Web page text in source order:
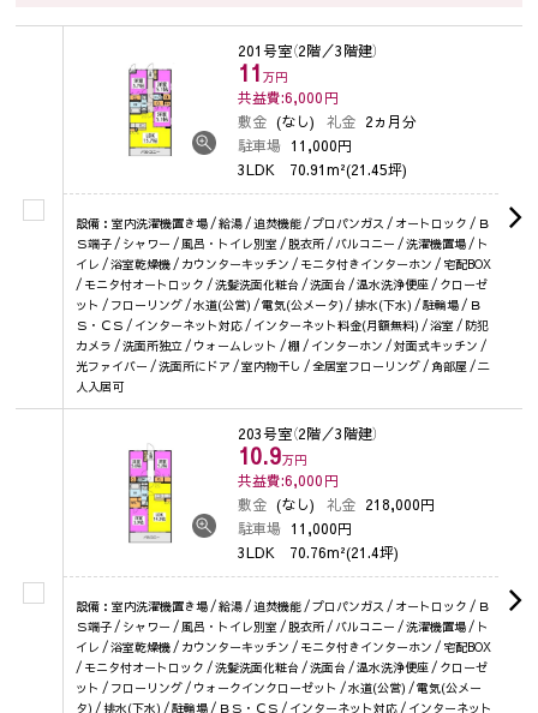
201号室（2階／3階建）
11 万円
共益費:6,000円
敷金 (なし) 礼金 2ヵ月分
駐車場 11,000円
3LDK 70.91m²(21.45坪)
設備：室内洗濯機置き場 / 給湯 / 追焚機能 / プロパンガス / オートロック / Ｂ
Ｓ端子 / シャワー / 風呂・トイレ別室 / 脱衣所 / バルコニー / 洗濯機置場 / ト
イレ / 浴室乾燥機 / カウンターキッチン / モニタ付きインターホン / 宅配BOX
/ モニタ付オートロック / 洗髪洗面化粧台 / 洗面台 / 温水洗浄便座 / クローゼ
ット / フローリング / 水道(公営) / 電気(公メータ) / 排水(下水) / 駐輪場 / Ｂ
Ｓ・ＣＳ / インターネット対応 / インターネット料金(月額無料) / 浴室 / 防犯
カメラ / 洗面所独立 / ウォームレット / 棚 / インターホン / 対面式キッチン /
光ファイバー / 洗面所にドア / 室内物干し / 全居室フローリング / 角部屋 / 二
人入居可
203号室（2階／3階建）
10.9万円
共益費:6,000円
敷金 (なし) 礼金 218,000円
駐車場 11,000円
3LDK 70.76m²(21.4坪)
設備：室内洗濯機置き場 / 給湯 / 追焚機能 / プロパンガス / オートロック / Ｂ
Ｓ端子 / シャワー / 風呂・トイレ別室 / 脱衣所 / バルコニー / 洗濯機置場 / ト
イレ / 浴室乾燥機 / カウンターキッチン / モニタ付きインターホン / 宅配BOX
/ モニタ付オートロック / 洗髪洗面化粧台 / 洗面台 / 温水洗浄便座 / クローゼ
ット / フローリング / ウォークインクローゼット / 水道(公営) / 電気(公メー
タ) / 排水(下水) / 駐輪場 / ＢＳ・ＣＳ / インターネット対応 / インターネット